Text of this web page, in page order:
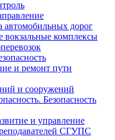
автомобильных дорог
комплексы
и ремонт пути
и сооружений
Безопасность
и управление
СГУПС